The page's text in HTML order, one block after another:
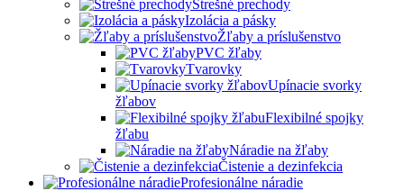
Strešné prechody
Izolácia a pásky
Žľaby a príslušenstvo
PVC žľaby
Tvarovky
Upínacie svorky
žľabov
Flexibilné spojky
žľabu
Náradie na žľaby
Čistenie a dezinfekcia
Profesionálne náradie